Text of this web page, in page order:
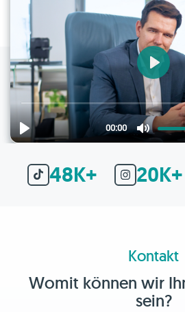
48K+ 20K+
Kontakt
Womit können wir
sein?